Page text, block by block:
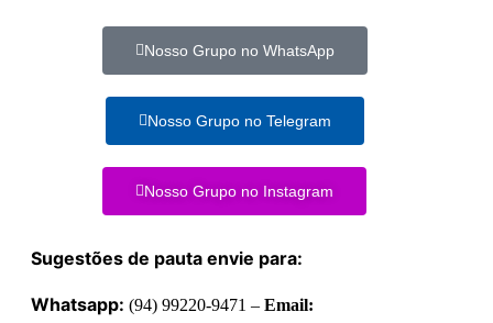
Nosso Grupo no WhatsApp
Nosso Grupo no Telegram
Nosso Grupo no Instagram
Sugestões de pauta envie para:
Whatsapp: (94) 99220-9471 – Email: